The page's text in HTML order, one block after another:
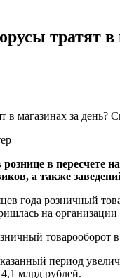
тратят
рознице в
а также
года розничный
на
товарооборот в
период
млрд рублей.